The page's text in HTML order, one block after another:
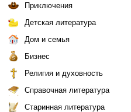
Приключения
Детская литература
Дом и семья
Бизнес
Религия и духовность
Справочная литература
Старинная литература